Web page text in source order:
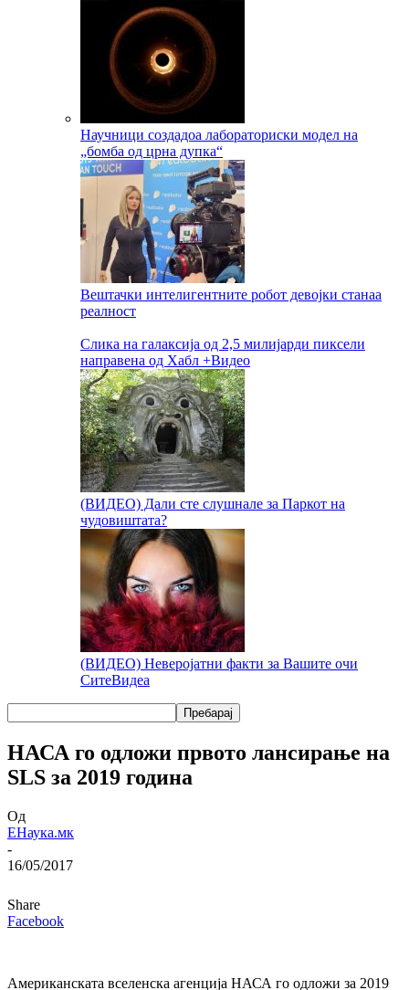
Научници создадоа лабораториски модел на
„бомба од црна дупка“
Вештачки интелигентните робот девојки станаа
реалност
Слика на галаксија од 2,5 милијарди пиксели
направена од Хабл +Видео
(ВИДЕО) Дали сте слушнале за Паркот на
чудовиштата?
(ВИДЕО) Неверојатни факти за Вашите очи
СитеВидеа
НАСА го одложи првото лансирање на
SLS за 2019 година
Од
ЕНаука.мк
-
16/05/2017
Share
Facebook
Американската вселенска агенција НАСА го одложи за 2019